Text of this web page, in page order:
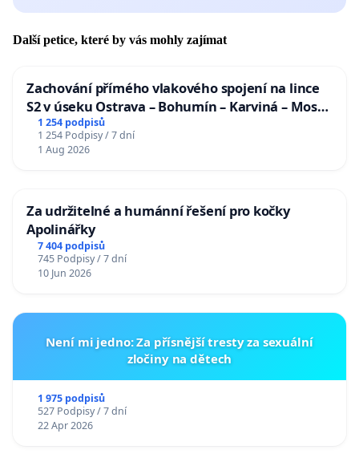
Další petice, které by vás mohly zajímat
Zachování přímého vlakového spojení na lince
S2 v úseku Ostrava – Bohumín – Karviná – Mosty
u Jablunkova
1 254 podpisů
1 254 Podpisy / 7 dní
1 Aug 2026
Za udržitelné a humánní řešení pro kočky
Apolinářky
7 404 podpisů
745 Podpisy / 7 dní
10 Jun 2026
Není mi jedno: Za přísnější tresty za sexuální
zločiny na dětech
1 975 podpisů
527 Podpisy / 7 dní
22 Apr 2026